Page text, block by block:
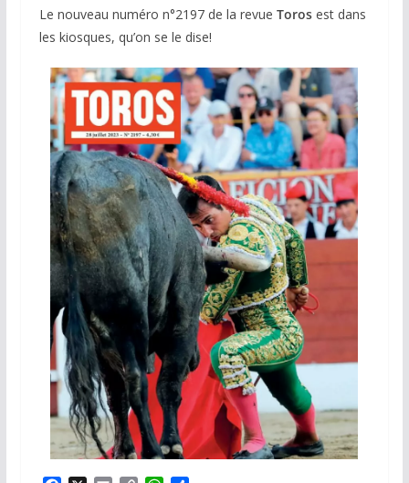
Le nouveau numéro n°2197 de la revue Torosest dans
les kiosques, qu’on se le dise!